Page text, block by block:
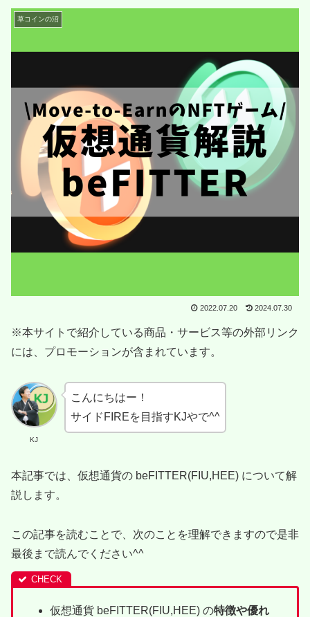
草コインの沼
2022.07.20 2024.07.30
※本サイトで紹介している商品・サービス等の外部リンク
には、プロモーションが含まれています。
KJ
こんにちはー！
サイドFIREを目指すKJやで^^
本記事では、仮想通貨の beFITTER(FIU,HEE) について解
説します。
この記事を読むことで、次のことを理解できますので是非
最後まで読んでください^^
仮想通貨 beFITTER(FIU,HEE) の特徴や優れ